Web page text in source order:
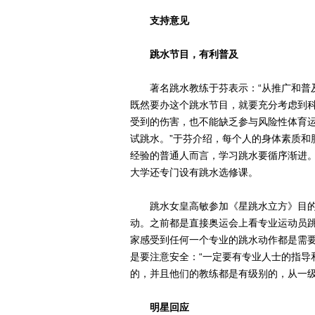
支持意见
跳水节目，有利普及
著名跳水教练于芬表示：“从推广和普
既然要办这个跳水节目，就要充分考虑到
受到的伤害，也不能缺乏参与风险性体育
试跳水。”于芬介绍，每个人的身体素质
经验的普通人而言，学习跳水要循序渐进
大学还专门设有跳水选修课。
跳水女皇高敏参加《星跳水立方》目的
动。之前都是直接奥运会上看专业运动员
家感受到任何一个专业的跳水动作都是需
是要注意安全：“一定要有专业人士的指
的，并且他们的教练都是有级别的，从一
明星回应